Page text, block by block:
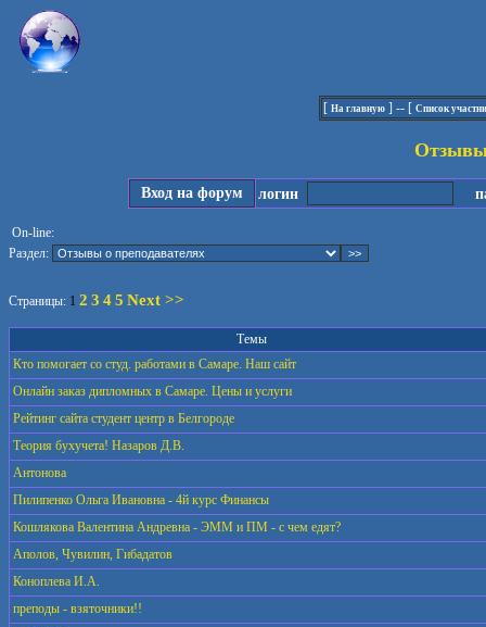
[ На главную ] -- [ Список
Отзывы
Вход на форум логин
On-line:
Раздел:
Страницы: 1 2 3 45 Next >>
Темы
Кто помогает со студ. работами в Самаре. Наш сайт
Онлайн заказ дипломных в Самаре. Цены и услуги
Рейтинг сайта студент центр в Белгороде
Теория бухучета! Назаров Д.В.
Антонова
Пилипенко Ольга Ивановна - 4й курс Финансы
Кошлякова Валентина Андревна - ЭММ и ПМ - с чем едят?
Аполов, Чувилин, Гибадатов
Коноплева И.А.
преподы - взяточники!!